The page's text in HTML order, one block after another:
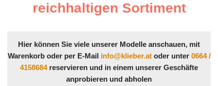
reichhaltigen Sortiment
Hier können Sie viele unserer Modelle anschauen, mit
Warenkorb oder per E-Mail info@klieber.atoder unter 0664 /
4158684reservieren und in einem unserer Geschäfte
anprobieren und abholen